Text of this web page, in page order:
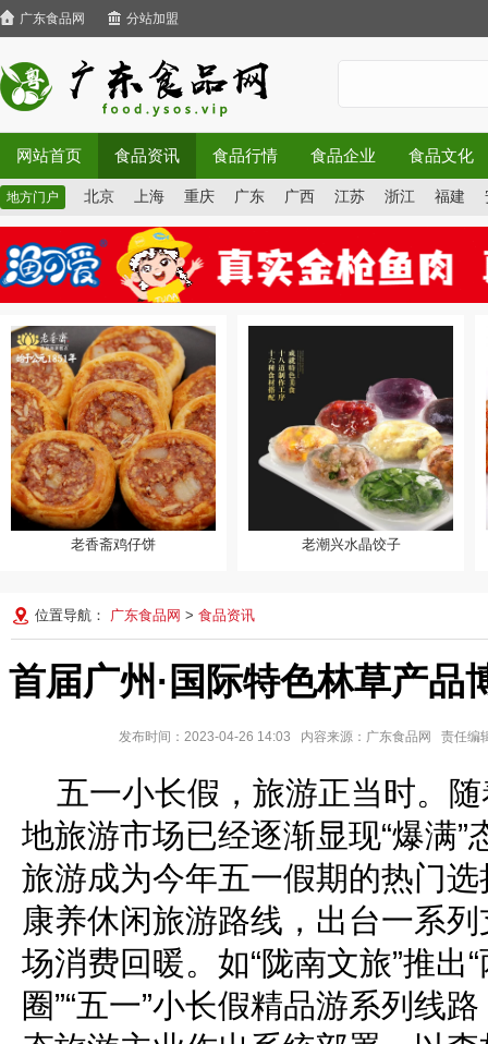
广东食品网 分站加盟
网站首页 食品资讯 食品行情 食品企业 食品文化
地方门户 北京 上海 重庆 广东 广西 江苏 浙江 福建
老香斋鸡仔饼老香斋鸡仔饼 老潮兴水晶饺子
老潮兴水晶饺子
位置导航： 广东食品网 > 食品资讯
首届广州·国际特色林草产品
发布时间：2023-04-26 14:03 内容来源：广东食品网 责任
五一小长假，旅游正当时。随
地旅游市场已经逐渐显现“爆满
旅游成为今年五一假期的热门
康养休闲旅游路线，出台一系
场消费回暖。如“陇南文旅”推出
圈”“五一”小长假精品游系列线